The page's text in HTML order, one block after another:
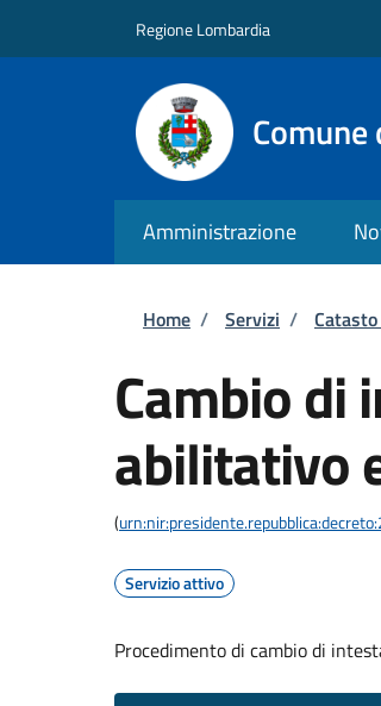
Regione Lombardia
Amministrazione
Briciole di
Home / Servizi /
Cambio di
abilitativo
(
Servizio attivo
Procedimento di cambio di